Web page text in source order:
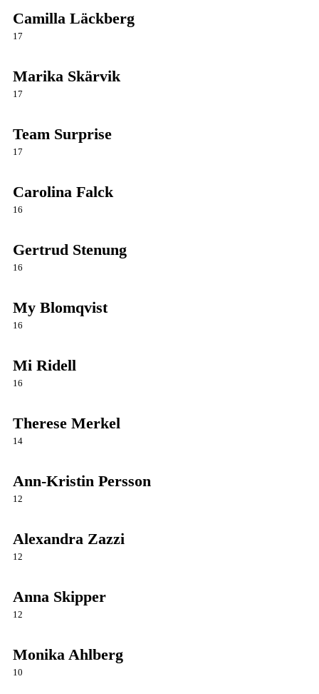
Camilla Läckberg
17
Marika Skärvik
17
Team Surprise
17
Carolina Falck
16
Gertrud Stenung
16
My Blomqvist
16
Mi Ridell
16
Therese Merkel
14
Ann-Kristin Persson
12
Alexandra Zazzi
12
Anna Skipper
12
Monika Ahlberg
10